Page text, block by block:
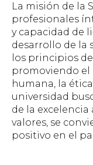
La misión de la
profesionales
y capacidad de
desarrollo de la
los principios
promoviendo
humana, la
universidad
de la
valores, se
positivo en el